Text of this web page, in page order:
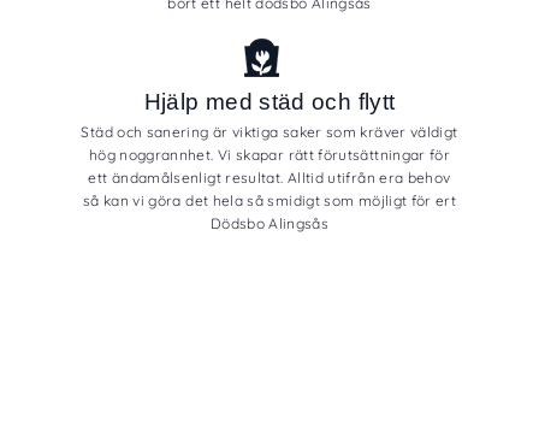
Hjälp med städ och flytt
Städ och sanering är viktiga saker som kräver väldigt
hög noggrannhet. Vi skapar rätt förutsättningar för
ett ändamålsenligt resultat. Alltid utifrån era behov
så kan vi göra det hela så smidigt som möjligt för ert
Dödsbo Alingsås